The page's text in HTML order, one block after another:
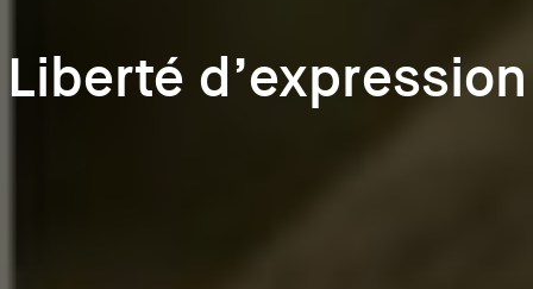
Liberté d’expression